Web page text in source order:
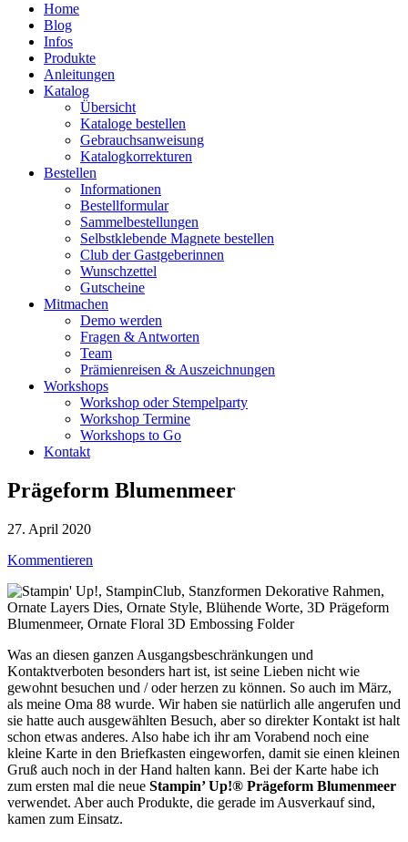
Home
Blog
Infos
Produkte
Anleitungen
Katalog
Übersicht
Kataloge bestellen
Gebrauchsanweisung
Katalogkorrekturen
Bestellen
Informationen
Bestellformular
Sammelbestellungen
Selbstklebende Magnete bestellen
Club der Gastgeberinnen
Wunschzettel
Gutscheine
Mitmachen
Demo werden
Fragen & Antworten
Team
Prämienreisen & Auszeichnungen
Workshops
Workshop oder Stempelparty
Workshop Termine
Workshops to Go
Kontakt
Prägeform Blumenmeer
27. April 2020
Kommentieren
Was an diesen ganzen Ausgangsbeschränkungen und
Kontaktverboten besonders hart ist, ist seine Lieben nicht wie
gewohnt besuchen und / oder herzen zu können. So auch im März,
als meine Oma 88 wurde. Wir haben sie natürlich alle angerufen und
sie hatte auch ausgewählten Besuch, aber so direkter Kontakt ist halt
schon etwas anderes. Also habe ich ihr am Vorabend noch eine
kleine Karte in den Briefkasten eingeworfen, damit sie einen kleinen
Gruß auch noch in der Hand halten kann. Bei der Karte habe ich
zum ersten mal die neue Stampin’ Up!® Prägeform Blumenmeer
verwendet. Aber auch Produkte, die gerade im Ausverkauf sind,
kamen zum Einsatz.